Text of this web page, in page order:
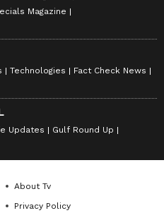
Magazine
Technologies
Fact Check News
Updates
Gulf Round Up
About Tv
Privacy Policy